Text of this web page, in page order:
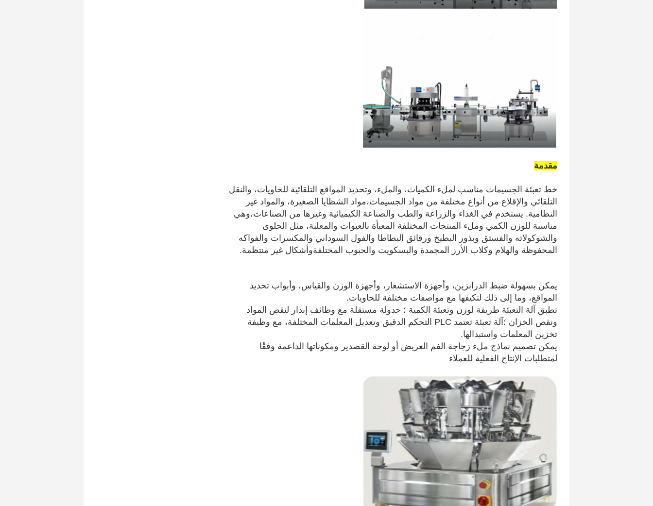
مقدمة
خط تعبئة الجسيمات مناسب لملء الكميات، والملء، وتحديد المواقع التلقائية للحاويات، والنقل
التلقائي والإقلاع من أنواع مختلفة من مواد الجسيمات،مواد الشظايا الصغيرة، والمواد غير
النظامية. يستخدم في الغذاء والزراعة والطب والصناعة الكيميائية وغيرها من الصناعات،وهي
مناسبة للوزن الكمي وملء المنتجات المختلفة المعبأة بالعبوات والمعلبة، مثل الحلوى
والشوكولاته والفستق وبذور البطيخ ورقائق البطاطا والفول السوداني والمكسرات والفواكه
المحفوظة والهلام وكلاب الأرز المجمدة والبسكويت والحبوب المختلفةوأشكال غير منتظمة.
يمكن بسهولة ضبط الدرابزين، وأجهزة الاستشعار، وأجهزة الوزن والقياس، وأبواب تحديد
المواقع، وما إلى ذلك لتكيفها مع مواصفات مختلفة للحاويات.
تطبق آلة التعبئة طريقة لوزن وتعبئة الكمية ؛ جدولة مستقلة مع وظائف إنذار لنقص المواد
ونقص الخزان ؛آلة تعبئة تعتمد PLC التحكم الدقيق وتعديل المعلمات المختلفة، مع وظيفة
تخزين المعلمات واستبدالها.
يمكن تصميم نماذج ملء زجاجة الفم العريض أو لوحة القصدير ومكوناتها الداعمة وفقًا
لمتطلبات الإنتاج الفعلية للعملاء